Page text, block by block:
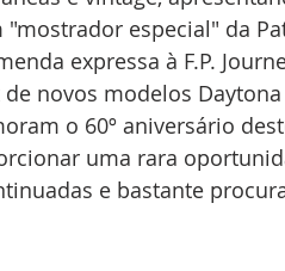
especial" da
expressa à F.P.
novos modelos
o 60º aniversário
uma rara
e bastante